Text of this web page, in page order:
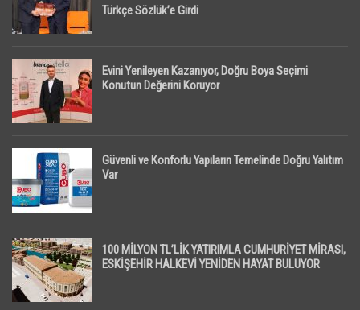
Türkçe Sözlük’e Girdi
Evini Yenileyen Kazanıyor, Doğru Boya Seçimi
Konutun Değerini Koruyor
Güvenli ve Konforlu Yapıların Temelinde Doğru Yalıtım
Var
100 MİLYON TL’LİK YATIRIMLA CUMHURİYET MİRASI,
ESKİŞEHİR HALKEVİ YENİDEN HAYAT BULUYOR